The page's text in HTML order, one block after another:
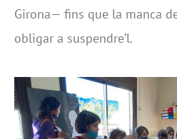
Girona— fins que la manca
obligar a suspendre’l.